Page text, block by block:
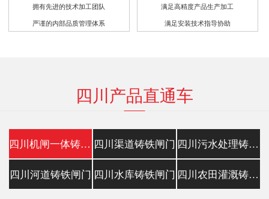
拥有先进的技术加工团队
严谨的内部品质管理体系
满足高精度产品生产加工
满足安装技术指导协助
四川产品直通车
四川机闸一体铸铁闸门 四川渠道铸铁闸门 四川污水处理铸铁镶铜闸门
四川河道铸铁闸门 四川水库铸铁闸门 四川农田灌溉铸铁闸门